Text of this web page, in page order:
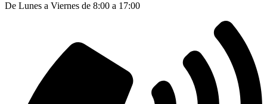
De Lunes a Viernes de 8:00 a 17:00